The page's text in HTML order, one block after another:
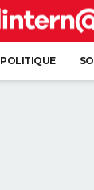
POLITIQUE